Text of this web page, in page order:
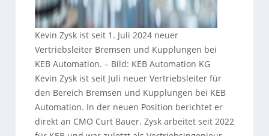
Kevin Zysk ist seit 1. Juli 2024 neuer
Vertriebsleiter Bremsen und Kupplungen bei
KEB Automation. – Bild: KEB Automation KG
Kevin Zysk ist seit Juli neuer Vertriebsleiter für
den Bereich Bremsen und Kupplungen bei KEB
Automation. In der neuen Position berichtet er
direkt an CMO Curt Bauer. Zysk arbeitet seit 2022